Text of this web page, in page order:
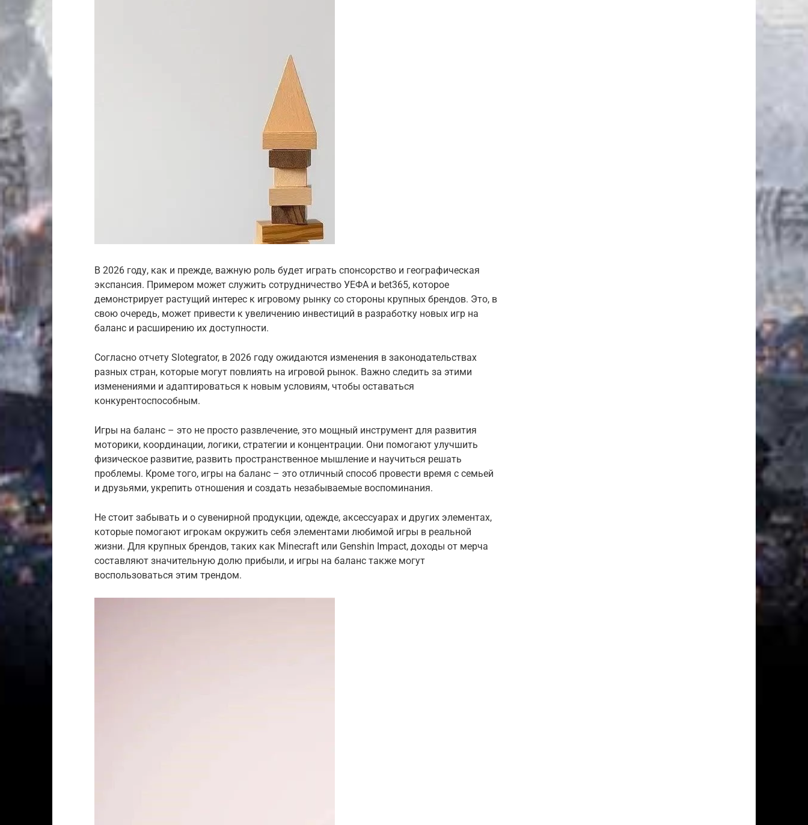
В 2026 году, как и прежде, важную роль будет играть спонсорство и географическая
экспансия. Примером может служить сотрудничество УЕФА и bet365, которое
демонстрирует растущий интерес к игровому рынку со стороны крупных брендов. Это, в
свою очередь, может привести к увеличению инвестиций в разработку новых игр на
баланс и расширению их доступности.
Согласно отчету Slotegrator, в 2026 году ожидаются изменения в законодательствах
разных стран, которые могут повлиять на игровой рынок. Важно следить за этими
изменениями и адаптироваться к новым условиям, чтобы оставаться
конкурентоспособным.
Игры на баланс – это не просто развлечение, это мощный инструмент для развития
моторики, координации, логики, стратегии и концентрации. Они помогают улучшить
физическое развитие, развить пространственное мышление и научиться решать
проблемы. Кроме того, игры на баланс – это отличный способ провести время с семьей
и друзьями, укрепить отношения и создать незабываемые воспоминания.
Не стоит забывать и о сувенирной продукции, одежде, аксессуарах и других элементах,
которые помогают игрокам окружить себя элементами любимой игры в реальной
жизни. Для крупных брендов, таких как Minecraft или Genshin Impact, доходы от мерча
составляют значительную долю прибыли, и игры на баланс также могут
воспользоваться этим трендом.